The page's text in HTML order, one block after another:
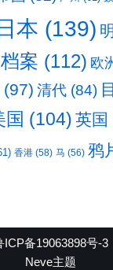
日本 (139)
档案 (112) 欧
(97) 清代 (84)
国 (104) 英国
香港 (58) 马 (56) 鸦
ICP备19063898号-3
Neve主题